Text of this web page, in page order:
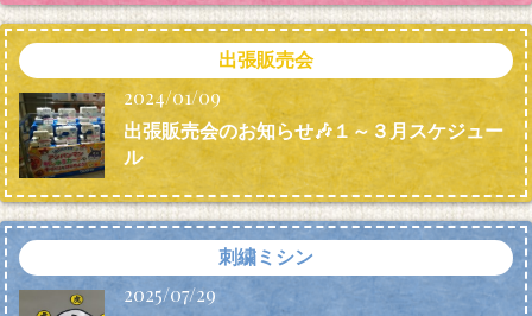
出張販売会
2024/01/09
出張販売会のお知らせ🎶１～３月スケジュー
ル
刺繍ミシン
2025/07/29